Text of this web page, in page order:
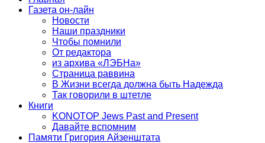
Газета он-лайн
Новости
Наши праздники
Чтобы помнили
От редактора
из архива «ЛЭБНа»
Страница раввина
В Жизни всегда должна быть Надежда
Так говорили в штетле
Книги
KONOTOP Jews Past and Present
Давайте вспомним
Памяти Григория Айзенштата